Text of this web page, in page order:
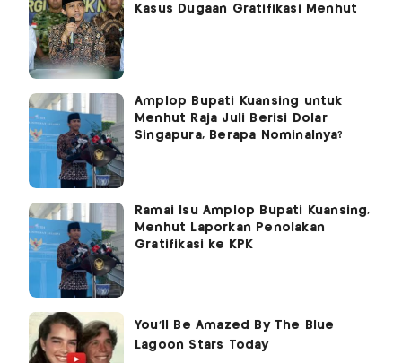
Kasus Dugaan Gratifikasi Menhut
Amplop Bupati Kuansing untuk
Menhut Raja Juli Berisi Dolar
Singapura, Berapa Nominalnya?
Ramai Isu Amplop Bupati Kuansing,
Menhut Laporkan Penolakan
Gratifikasi ke KPK